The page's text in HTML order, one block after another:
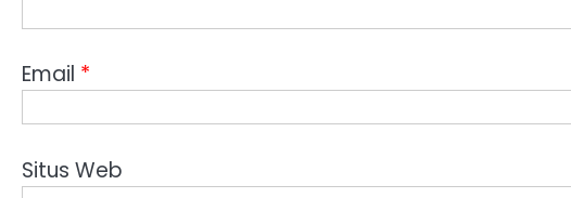
Email *
Situs Web